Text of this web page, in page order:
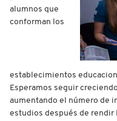
alumnos que
conforman los
establecimientos
Esperamos seguir
aumentando el número de
estudios después de rendir